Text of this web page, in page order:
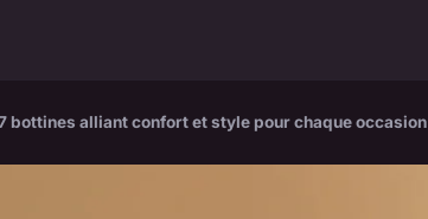
bottines alliant confort et style pour chaque occasion